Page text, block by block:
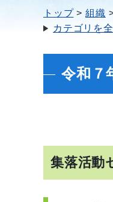
トップ 組織
カテゴリを
令和７
集落活動